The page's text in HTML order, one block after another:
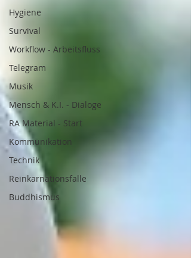
Hygiene
Survival
Workflow - Arbeitsfluss
Telegram
Musik
Mensch & K.I. - Dialoge
RA Material - Start
Kommunikation
Technik
Reinkarnationsfalle
Buddhismus